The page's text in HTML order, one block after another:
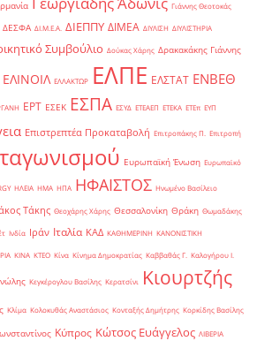
Γιάννης Θεοτοκάς
ΔΕΣΦΑ ΔΙ.Μ.Ε.Α. ΔΙΕΠΠΥ ΔΙΜΕΑ ΔΙΥΛΙΣΗ ΔΙΥΛΙΣΤΗΡΙΑ
Συμβούλιο Δούκας Χάρης Δρακακάκης Γιάννης
ΕΛΙΝΟΙΛ ΕΛΛΑΚΤΩΡ ΕΛΠΕ ΕΛΣΤΑΤ ΕΝΒΕΘ
ΕΡΤ ΕΣΕΚ ΕΣΠΑ ΕΣΥΔ ΕΤΕΑΕΠ ΕΤΕΚΑ ΕΤΕπ ΕΥΠ
Επιστρεπτέα Προκαταβολή Επιτροπάκης Π. Επιτροπή
Ευρωπαϊκή Ένωση Ευρωπαϊκό
ΗΛΕΙΑ ΗΜΑ ΗΠΑ ΗΦΑΙΣΤΟΣ Ηνωμένο Βασίλειο
Τάκης Θεοχάρης Χάρης Θεσσαλονίκη Θράκη Θωμαδάκης
Ινδία Ιράν Ιταλία ΚΑΔ ΚΑΘΗΜΕΡΙΝΗ ΚΑΝΟΝΙΣΤΙΚΗ
ΚΙΝΑ ΚΤΕΟ Κίνα Κίνημα Δημοκρατίας Καββαθάς Γ. Καλογήρου Ι.
Κεγκέρογλου Βασίλης Κερατσίνι
Κιουρτζής
Κλίμα Κολοκυθάς Αναστάσιος Κονταξής Δημήτρης Κορκίδης Βασίλης
Κύπρος Κώτσος Ευάγγελος ΛΙΒΕΡΙΑ